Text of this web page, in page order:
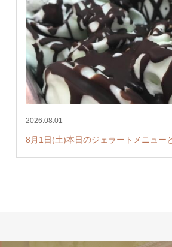
2026.08.01
8月1日(土)本日のジェラートメニュー